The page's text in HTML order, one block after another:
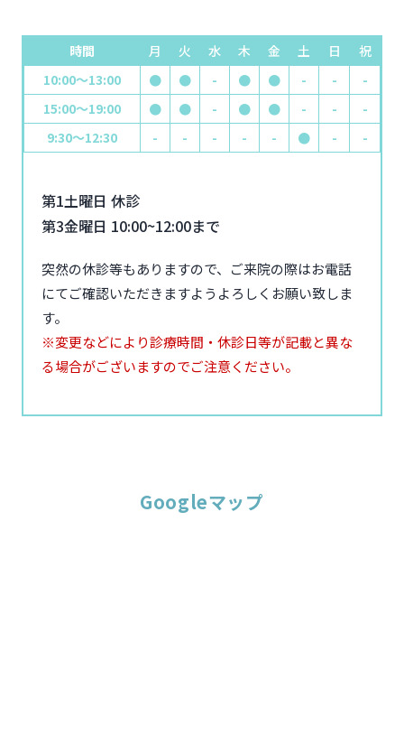
時間 月 火 水 木 金 土 日
祝
10:00～13:00
● ● - ● ● - -
-
15:00～19:00
● ● - ● ● - -
-
9:30～12:30
- - - - - ● - -
第1土曜日 休診
第3金曜日 10:00~12:00まで
突然の休診等もありますので、ご来院の際はお電話
にてご確認いただきますようよろしくお願い致しま
す。
※変更などにより診療時間・休診日等が記載と異な
る場合がございますのでご注意ください。
Googleマップ